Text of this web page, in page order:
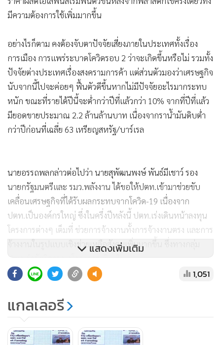
มีความต้องการใช้เพิ่มมากขึ้น
อย่างไรก็ตาม คงต้องจับตาปัจจัยเสี่ยงภายในประเทศทั้งเรื่อง
การเมือง การแพร่ระบาดโควิดรอบ 2 ว่าจะเกิดขึ้นหรือไม่ รวมทั้ง
ปัจจัยต่างประเทศเรื่องสงครามการค้า แต่ส่วนตัวมองว่าเศรษฐกิจ
นับจากนี้ไปจะค่อยๆ ฟื้นตัวดีขึ้นหากไม่มีปัจจัยอะไรมากระทบ
หนัก ขณะที่รายได้ปีนี้จะต่ำกว่าปีที่แล้วกว่า 10% จากที่ปีที่แล้ว
มียอดขายประมาณ 2.2 ล้านล้านบาท เนื่องจากราน้ำมันดิบต่ำ
กว่าปีก่อนที่เฉลี่ย 63 เหรียญสหรัฐ/บาร์เรล
นายอรรถพลกล่าวต่อไปว่า นายสุพัฒนพงษ์ พันธ์มีเชาว์ รอง
นายกรัฐมนตรีและ รมว.พลังงาน ได้ขอให้ปตท.เข้ามาช่วยขับ
เคลื่อนเศรษฐกิจที่ได้รับผลกระทบจากโควิด-19 เนื่องจาก
ปตท.เป็นองค์กรใหญ่ ซึ่งในครึ่งปีหลังนี้ ปตท.เร่งเดินหน้าลงทุน
โครงการต่างๆ เต็มที่ ช่วยการจ้างงานทั้งการจ้างงานตรง และการ
จ้างงานในรูปแบบเชิงช่วยเหลือสังคมเพิ่มมากขึ้น ซึ่งทางกลุ่ม
ปตท.กำลังพิจารณาโครงการเพิ่มเติม
หลังปีนี้ยังคงเดินหน้าทุกโครงการเต็มที่ โดย 6 เดือนแรกนี้
ปตท.ลงทุนไปแล้ว 50% เหลืออีก 50% ที่จะลงทุนในครึ่งปีหลัง
ส่วน ปตท.จะออกหุ้นกู้เพิ่มเติมอีกหรือไม่นั้นขึ้นอยู่กับว่ามีการ
แสดงเพิ่มเติม
1,051
แกลเลอรี